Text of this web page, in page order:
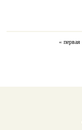
« первая